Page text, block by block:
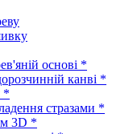
основі *
канві *
*
стразами *
3D *